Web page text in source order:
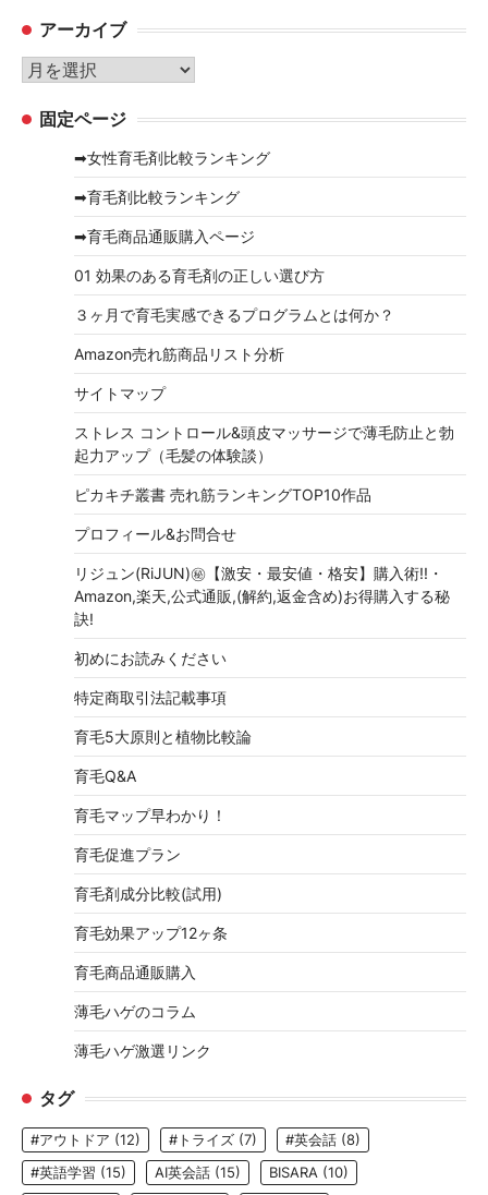
ゴ
リ
ー
アーカイブ
ア
カ 固定ページ
➡女性育毛剤比較ランキング
➡育毛剤比較ランキング
➡育毛商品通販購入ページ
01 効果のある育毛剤の正しい選び方
３ヶ月で育毛実感できるプログラムとは何か？
Amazon売れ筋商品リスト分析
サイトマップ
ストレス コントロール&頭皮マッサージで薄毛防止と勃
起力アップ（毛髪の体験談）
ピカキチ叢書 売れ筋ランキングTOP10作品
プロフィール&お問合せ
リジュン(RiJUN)㊙【激安・最安値・格安】購入術!!・
Amazon,楽天,公式通販,(解約,返金含め)お得購入する秘
訣!
初めにお読みください
特定商取引法記載事項
育毛5大原則と植物比較論
育毛Q&A
育毛マップ早わかり！
育毛促進プラン
育毛剤成分比較(試用)
育毛効果アップ12ヶ条
育毛商品通販購入
薄毛ハゲのコラム
薄毛ハゲ激選リンク
タグ
#アウトドア (12) #トライズ (7) #英会話 (8)
#英語学習 (15) AI英会話 (15) BISARA (10)